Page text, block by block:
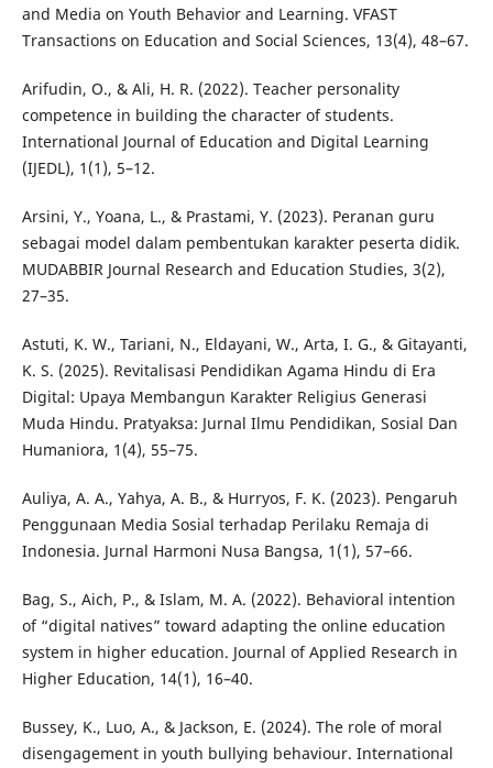
and Media on Youth Behavior and Learning. VFAST
Transactions on Education and Social Sciences, 13(4), 48–67.
Arifudin, O., & Ali, H. R. (2022). Teacher personality
competence in building the character of students.
International Journal of Education and Digital Learning
(IJEDL), 1(1), 5–12.
Arsini, Y., Yoana, L., & Prastami, Y. (2023). Peranan guru
sebagai model dalam pembentukan karakter peserta didik.
MUDABBIR Journal Research and Education Studies, 3(2),
27–35.
Astuti, K. W., Tariani, N., Eldayani, W., Arta, I. G., & Gitayanti,
K. S. (2025). Revitalisasi Pendidikan Agama Hindu di Era
Digital: Upaya Membangun Karakter Religius Generasi
Muda Hindu. Pratyaksa: Jurnal Ilmu Pendidikan, Sosial Dan
Humaniora, 1(4), 55–75.
Auliya, A. A., Yahya, A. B., & Hurryos, F. K. (2023). Pengaruh
Penggunaan Media Sosial terhadap Perilaku Remaja di
Indonesia. Jurnal Harmoni Nusa Bangsa, 1(1), 57–66.
Bag, S., Aich, P., & Islam, M. A. (2022). Behavioral intention
of “digital natives” toward adapting the online education
system in higher education. Journal of Applied Research in
Higher Education, 14(1), 16–40.
Bussey, K., Luo, A., & Jackson, E. (2024). The role of moral
disengagement in youth bullying behaviour. International